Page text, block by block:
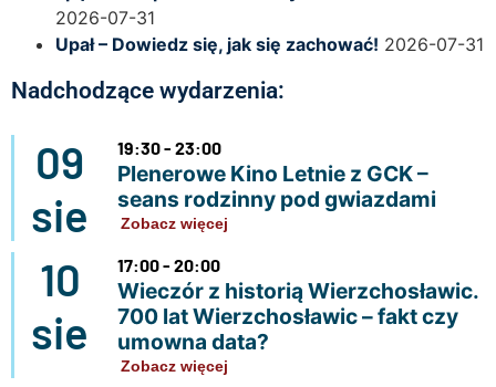
2026-07-31
Upał – Dowiedz się, jak się zachować! 2026-07-31
Nadchodzące wydarzenia:
09
sie
19:30 - 23:00
Plenerowe Kino Letnie z GCK –
seans rodzinny pod gwiazdami
Zobacz więcej
10
sie
17:00 - 20:00
Wieczór z historią Wierzchosławic.
700 lat Wierzchosławic – fakt czy
umowna data?
Zobacz więcej